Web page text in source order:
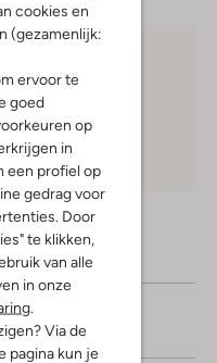
cookies en
(gezamenlijk:
ervoor te
goed
op
in
een profiel op
gedrag voor
Door
te klikken,
van alle
in onze
.
Via de
pagina kun je